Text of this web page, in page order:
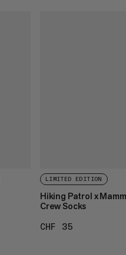
LIMITED EDITION
Hiking Patrol x
Crew Socks
CHF 35